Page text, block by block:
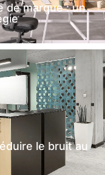
de marque : un
le bruit au